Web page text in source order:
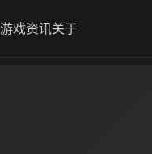
游戏资讯关于